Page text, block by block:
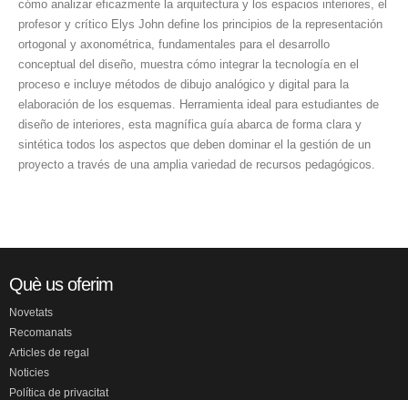
cómo analizar eficazmente la arquitectura y los espacios interiores, el
profesor y crítico Elys John define los principios de la representación
ortogonal y axonométrica, fundamentales para el desarrollo
conceptual del diseño, muestra cómo integrar la tecnología en el
proceso e incluye métodos de dibujo analógico y digital para la
elaboración de los esquemas. Herramienta ideal para estudiantes de
diseño de interiores, esta magnífica guía abarca de forma clara y
sintética todos los aspectos que deben dominar el la gestión de un
proyecto a través de una amplia variedad de recursos pedagógicos.
Què us oferim
Novetats
Recomanats
Articles de regal
Noticies
Política de privacitat